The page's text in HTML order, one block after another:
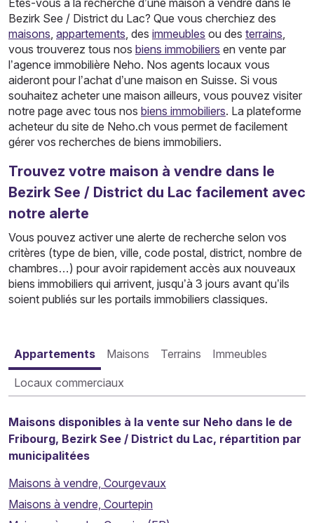
Êtes-vous à la recherche d’une maison à vendre dans le
Bezirk See / District du Lac? Que vous cherchiez des
maisons, appartements, des immeubles ou des terrains,
vous trouverez tous nos biens immobiliers en vente par
l’agence immobilière Neho. Nos agents locaux vous
aideront pour l’achat d’une maison en Suisse. Si vous
souhaitez acheter une maison ailleurs, vous pouvez visiter
notre page avec tous nos biens immobiliers. La plateforme
acheteur du site de Neho.ch vous permet de facilement
gérer vos recherches de biens immobiliers.
Trouvez votre maison à vendre dans le
Bezirk See / District du Lac facilement avec
notre alerte
Vous pouvez activer une alerte de recherche selon vos
critères (type de bien, ville, code postal, district, nombre de
chambres…) pour avoir rapidement accès aux nouveaux
biens immobiliers qui arrivent, jusqu’à 3 jours avant qu’ils
soient publiés sur les portails immobiliers classiques.
Appartements Maisons Terrains Immeubles
Locaux commerciaux
Maisons disponibles à la vente sur Neho dans le de
Fribourg, Bezirk See / District du Lac, répartition par
municipalitées
Maisons à vendre, Courgevaux
Maisons à vendre, Courtepin